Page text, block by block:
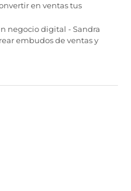
en ventas tus
negocio digital - Sandra
embudos de ventas y